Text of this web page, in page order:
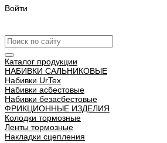
Войти
Каталог продукции
НАБИВКИ САЛЬНИКОВЫЕ
Набивки UrTex
Набивки асбестовые
Набивки безасбестовые
ФРИКЦИОННЫЕ ИЗДЕЛИЯ
Колодки тормозные
Ленты тормозные
Накладки сцепления